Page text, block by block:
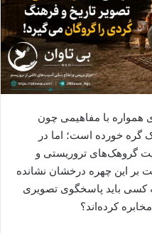
همواره با مفاهیمی چون
گره خورده است؛ اما در
گروهک‌های تروریستی و
بر این چهره درخشان نشانده
باید پاسخگوی تصویری
کرده‌اند؟